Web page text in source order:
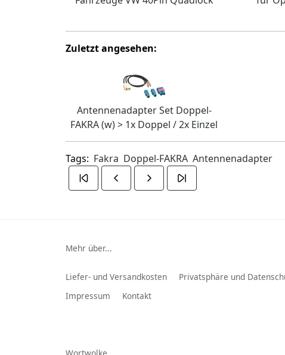
Zuletzt angesehen:
Antennenadapter Set Doppel-
FAKRA (w) > 1x Doppel / 2x Einzel
Tags: Fakra Doppel-FAKRA Antennenadapter
Mehr über...
Liefer- und Versandkosten Privatsphäre und
Impressum
Kontakt
Wortwolke